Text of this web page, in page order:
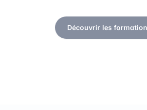
Découvrir les